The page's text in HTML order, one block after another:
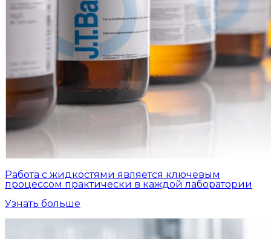
Работа с жидкостями является ключевым
процессом практически в каждой лаборатории
Узнать больше